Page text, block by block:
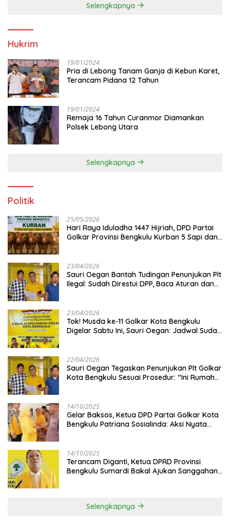
Selengkapnya
Hukrim
19/01/2024
Pria di Lebong Tanam Ganja di Kebun Karet,
Terancam Pidana 12 Tahun
19/01/2024
Remaja 16 Tahun Curanmor Diamankan
Polsek Lebong Utara
Selengkapnya
Politik
25/05/2026
Hari Raya Iduladha 1447 Hijriah, DPD Partai
Golkar Provinsi Bengkulu Kurban 5 Sapi dan 1
23/04/2026
Sauri Oegan Bantah Tudingan Penunjukan Plt
Ilegal: Sudah Direstui DPP, Baca Aturan dan
23/04/2026
‎Tok! Musda ke-11 Golkar Kota Bengkulu
Digelar Sabtu Ini, Sauri Oegan: Jadwal Sudah
22/04/2026
Sauri Oegan Tegaskan Penunjukan Plt Golkar
Kota Bengkulu Sesuai Prosedur: “Ini Rumah
14/10/2025
‎Gelar Baksos, Ketua DPD Partai Golkar Kota
Bengkulu Patriana Sosialinda: Aksi Nyata
14/10/2025
Terancam Diganti, Ketua DPRD Provinsi
Bengkulu Sumardi Bakal Ajukan Sanggahan
Selengkapnya